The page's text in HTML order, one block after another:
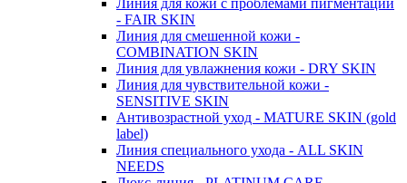
Линия для кожи с проблемами пигментации
- FAIR SKIN
Линия для смешенной кожи -
COMBINATION SKIN
Линия для увлажнения кожи - DRY SKIN
Линия для чувствительной кожи -
SENSITIVE SKIN
Антивозрастной уход - MATURE SKIN (gold
label)
Линия специального ухода - ALL SKIN
NEEDS